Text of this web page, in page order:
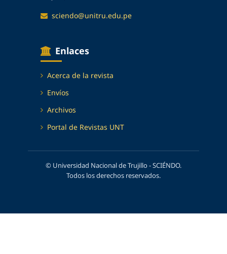
sciendo@unitru.edu.pe
Enlaces
Acerca de la revista
Envíos
Archivos
Portal de Revistas UNT
© Universidad Nacional de Trujillo - SCIÉNDO.
Todos los derechos reservados.